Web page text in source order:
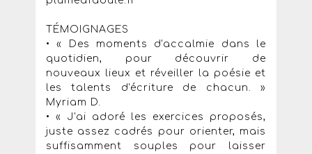
TÉMOIGNAGES
• « Des moments d'accalmie dans le
quotidien, pour découvrir de
nouveaux lieux et réveiller la poésie et
les talents d'écriture de chacun. »
Myriam D.
• « J'ai adoré les exercices proposés,
juste assez cadrés pour orienter, mais
suffisamment souples pour laisser